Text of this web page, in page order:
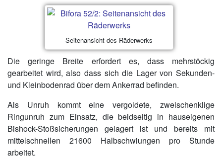
Seitenansicht des Räderwerks
Die geringe Breite erfordert es, dass mehrstöckig
gearbeitet wird, also dass sich die Lager von Sekunden-
und Kleinbodenrad über dem Ankerrad befinden.
Als Unruh kommt eine vergoldete, zweischenklige
Ringunruh zum Einsatz, die beidseitig in hauseigenen
Bishock-Stoßsicherungen gelagert ist und bereits mit
mittelschnellen 21600 Halbschwiungen pro Stunde
arbeitet.